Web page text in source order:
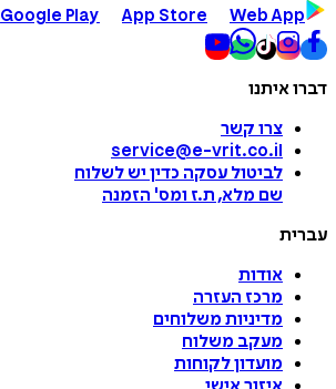
Google Play
App Store Web App
דברו איתנו
צרו קשר
service@e-vrit.co.il
לביטול עסקה כדין יש לשלוח
שם מלא, ת.ז ומס' הזמנה
עברית
אודות
מרכז העזרה
מדיניות משלוחים
מעקב משלוח
מועדון לקוחות